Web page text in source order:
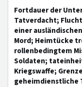
Fortdauer der
Tatverdacht;
einer
Mord; Heimtücke
rollenbedingtem
Soldaten;
Kriegswaffe;
geheimdienstliche